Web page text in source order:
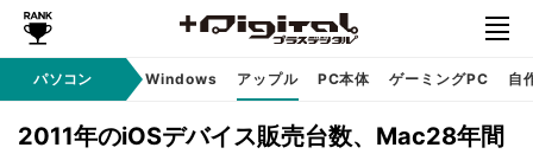
パソコン Windows アップル PC本体 ゲーミングPC 自
2011年のiOSデバイス販売台数、Mac28年間